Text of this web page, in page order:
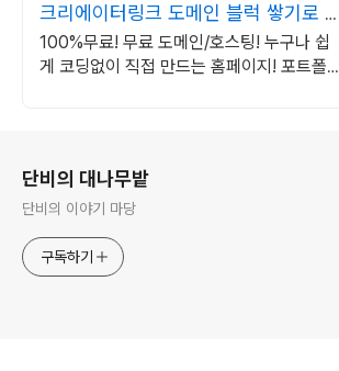
크리에이터링크 도메인 블럭 쌓기로 만
드는 홈페이지
100%무료! 무료 도메인/호스팅! 누구나 쉽
게 코딩없이 직접 만드는 홈페이지! 포트폴리
단비의 대나무밭
단비의 이야기 마당
구독하기